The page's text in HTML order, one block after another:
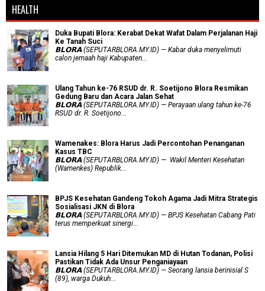
HEALTH
Duka Bupati Blora: Kerabat Dekat Wafat Dalam Perjalanan Haji
Ke Tanah Suci
𝗕𝗟𝗢𝗥𝗔 (SEPUTARBLORA.MY.ID) — Kabar duka menyelimuti
calon jemaah haji Kabupaten...
Ulang Tahun ke-76 RSUD dr. R. Soetijono Blora Resmikan
Gedung Baru dan Acara Jalan Sehat
𝗕𝗟𝗢𝗥𝗔 (SEPUTARBLORA.MY.ID) — Perayaan ulang tahun ke-76
RSUD dr. R. Soetijono...
Wamenakes: Blora Harus Jadi Percontohan Penanganan
Kasus TBC
𝗕𝗟𝗢𝗥𝗔 (SEPUTARBLORA.MY.ID) — Wakil Menteri Kesehatan
(Wamenkes) Republik...
BPJS Kesehatan Gandeng Tokoh Agama Jadi Mitra Strategis
Sosialisasi JKN di Blora
𝗕𝗟𝗢𝗥𝗔 (SEPUTARBLORA.MY.ID) — BPJS Kesehatan Cabang Pati
terus memperkuat sinergi...
Lansia Hilang 5 Hari Ditemukan MD di Hutan Todanan, Polisi
Pastikan Tidak Ada Unsur Penganiayaan
𝗕𝗟𝗢𝗥𝗔 (SEPUTARBLORA.MY.ID) — Seorang lansia berinisial S
(89), warga Dukuh...